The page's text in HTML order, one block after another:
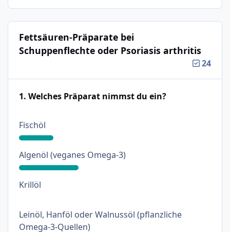
Fettsäuren-Präparate bei
Schuppenflechte oder Psoriasis arthritis
24
1. Welches Präparat nimmst du ein?
Fischöl: 18%
Algenöl (veganes Omega-3): 31%
Krillöl: 0%
Leinöl, Hanföl oder Walnussöl (pflanzliche
Omega-3-Quellen): 18%